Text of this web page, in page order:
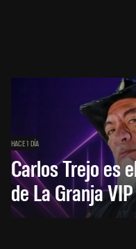
HACE 1 DÍA
Carlos Trejo es
de La Granja